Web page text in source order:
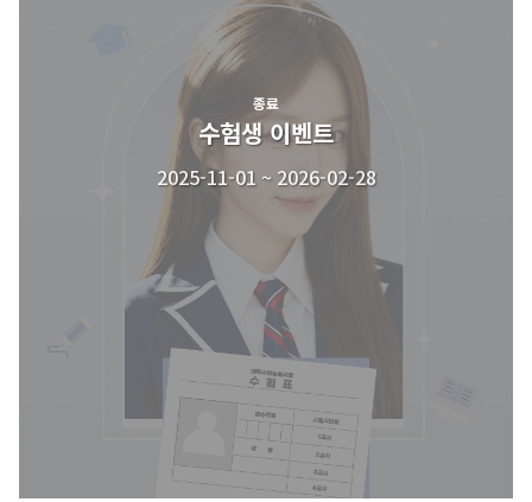
종료
수험생 이벤트
2025-11-01 ~ 2026-02-28